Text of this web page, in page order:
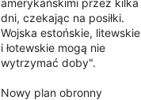
amerykańskimi przez kilka
dni, czekając na posiłki.
Wojska estońskie, litewskie
i łotewskie mogą nie
wytrzymać doby".
Nowy plan obronny